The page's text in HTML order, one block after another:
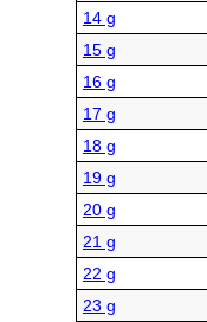
14 g
15 g
16 g
17 g
18 g
19 g
20 g
21 g
22 g
23 g